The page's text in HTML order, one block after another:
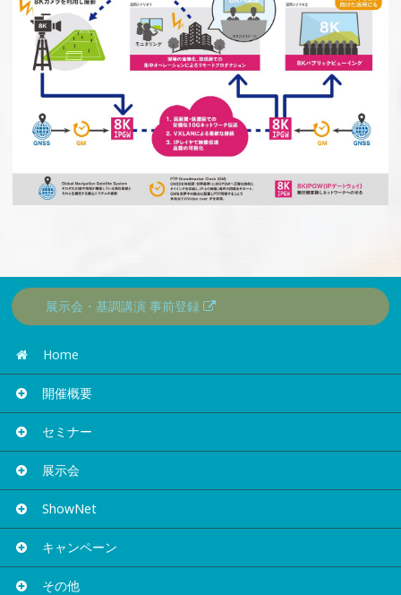
展示会・基調講演 事前登録
Home
開催概要
セミナー
展示会
ShowNet
キャンペーン
その他